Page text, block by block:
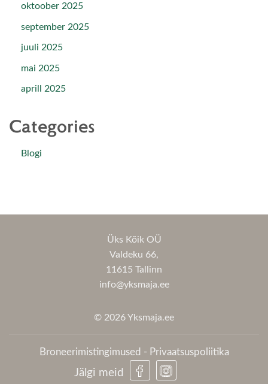
oktoober 2025
september 2025
juuli 2025
mai 2025
aprill 2025
Categories
Blogi
Üks Kõik OÜ
Valdeku 66,
11615 Tallinn
info@yksmaja.ee
© 2026 Yksmaja.ee
Broneerimistingimused - Privaatsuspoliitika
Jälgi meid